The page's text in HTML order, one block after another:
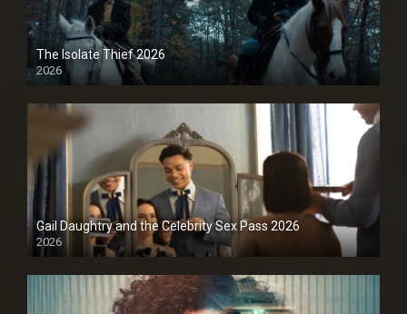
The Isolate Thief 2026
2026
1080P
Gail Daughtry and the Celebrity Sex Pass 2026
2026
1080P